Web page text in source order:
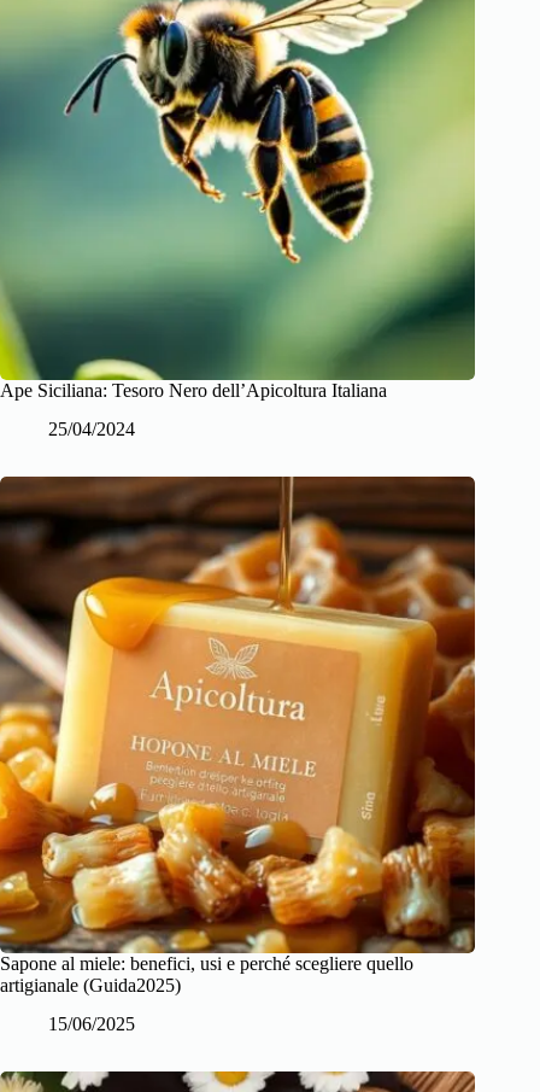
Ape Siciliana: Tesoro Nero dell’Apicoltura Italiana
25/04/2024
Sapone al miele: benefici, usi e perché scegliere quello
artigianale (Guida2025)
15/06/2025